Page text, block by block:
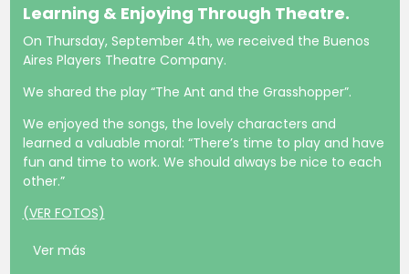
Learning & Enjoying Through Theatre.
On Thursday, September 4th, we received the Buenos
Aires Players Theatre Company.
We shared the play “The Ant and the Grasshopper”.
We enjoyed the songs, the lovely characters and
learned a valuable moral: “There’s time to play and have
fun and time to work. We should always be nice to each
other.”
(VER FOTOS)
Ver más